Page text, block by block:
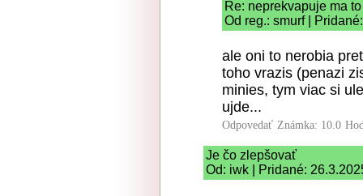
Re: neprekvapuje ma to
Od reg.: smurf |
ale oni to nerobia
toho vrazis (penazi
minies, tym viac si
ujde...
Odpovedať Známka: 10.0
Je čo zlepšovať
Od: iwk | Pridané: